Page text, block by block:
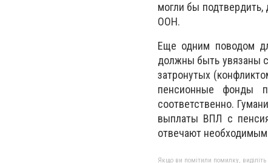
могли бы
ООН.
Еще одним поводом
должны быть увязаны
затронутых
пенсионные фонды
соответственно.
выплаты ВПЛ с
отвечают
Якщо ви помітили помилку, виділіть